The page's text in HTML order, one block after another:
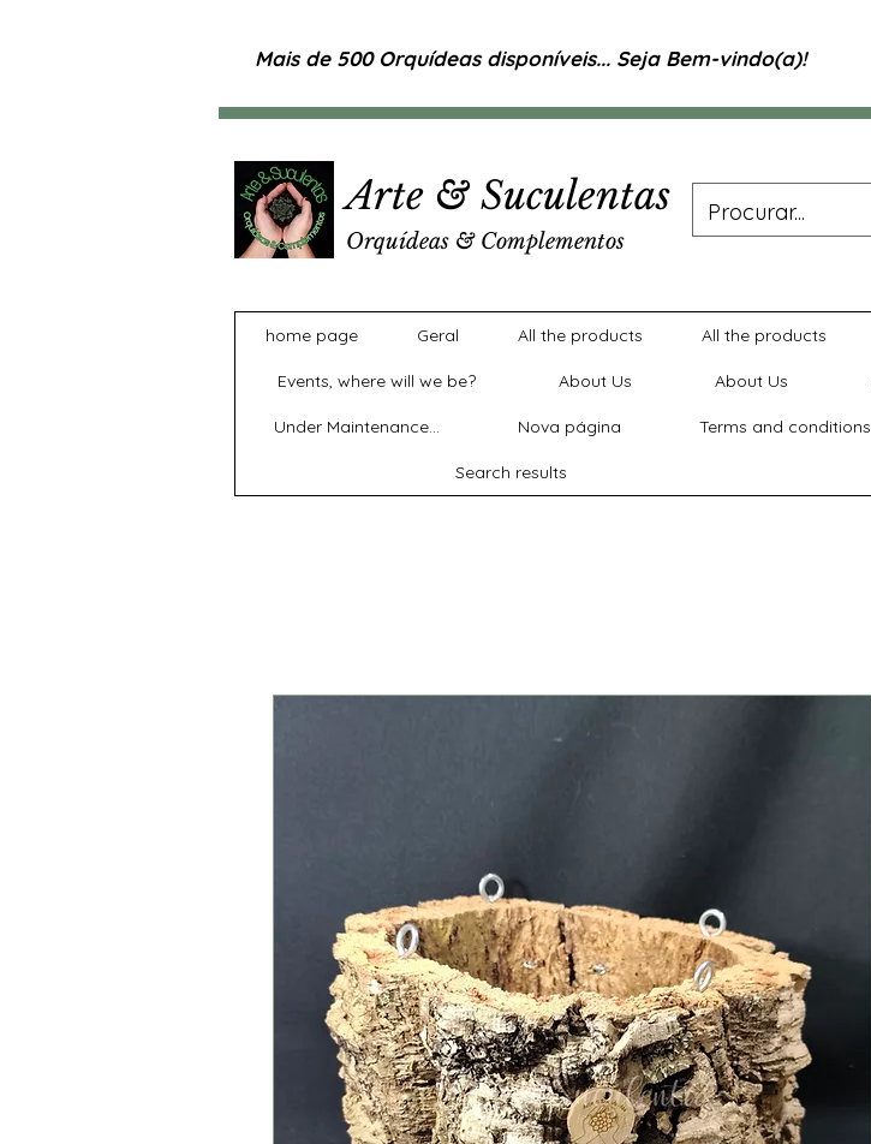
Mais de 500 Orquídeas disponíveis... Seja Bem-vindo(a)!
Arte & Suculentas
Orquídeas & Complementos
home page Geral All the products All the products
Events, where will we be? About Us About Us
Under Maintenance... Nova página Terms and conditions
Search results